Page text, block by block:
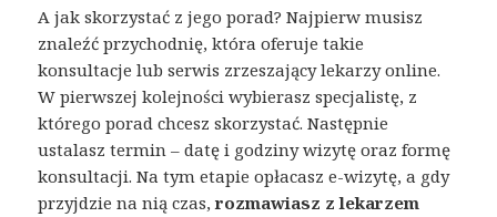
A jak skorzystać z jego porad? Najpierw musisz
znaleźć przychodnię, która oferuje takie
konsultacje lub serwis zrzeszający lekarzy online.
W pierwszej kolejności wybierasz specjalistę, z
którego porad chcesz skorzystać. Następnie
ustalasz termin – datę i godziny wizytę oraz formę
konsultacji. Na tym etapie opłacasz e-wizytę, a gdy
przyjdzie na nią czas,rozmawiasz z lekarzem